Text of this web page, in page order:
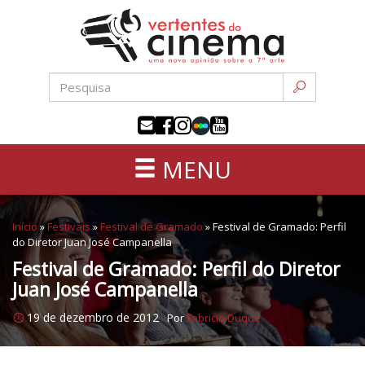
conteúdo
sétima
MENU
Início»Festivais »Festival de Gramado »Festival de Gramado: Perfil
do Diretor Juan José Campanella
Festival de Gramado: Perfil do Diretor
Juan José Campanella
19 de dezembro de 2012 PorFabricio Duque